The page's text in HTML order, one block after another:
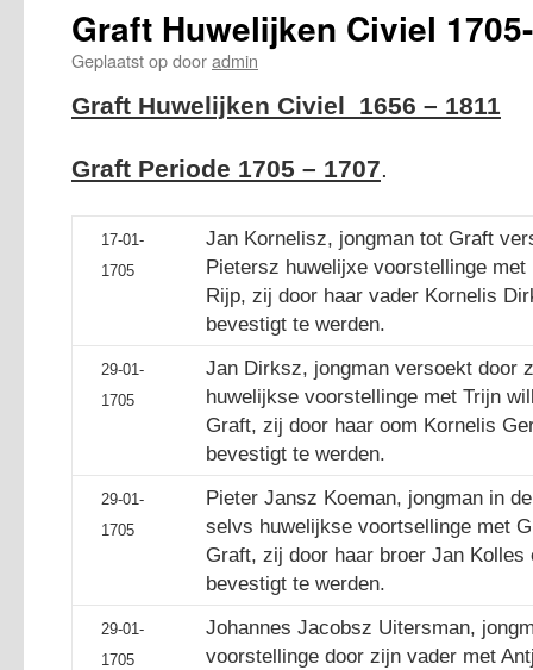
Graft Huwelijken Civiel
Geplaatst opdooradmin
Graft Huwelijken Civiel 1656 – 1811
Graft Periode 1705 – 1707.
17-01-
1705
Jan Kornelisz, jongman tot Graft
Pietersz huwelijxe voorstellinge
Rijp, zij door haar vader Kornelis
bevestigt te werden.
29-01-
1705
Jan Dirksz, jongman versoekt door
huwelijkse voorstellinge met Trijn
Graft, zij door haar oom Kornelis
bevestigt te werden.
29-01-
1705
Pieter Jansz Koeman, jongman in
selvs huwelijkse voortsellinge met
Graft, zij door haar broer Jan
bevestigt te werden.
29-01-
1705
Johannes Jacobsz Uitersman,
voorstellinge door zijn vader met